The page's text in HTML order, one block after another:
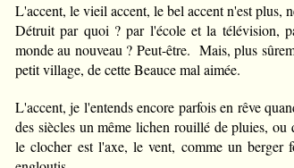
L'accent, le vieil accent, le bel accent n'est plus,
Détruit par quoi ? par l'école et la télévision,
monde au nouveau ? Peut-être. Mais, plus
petit village, de cette Beauce mal aimée.
L'accent, je l'entends encore parfois en rêve
des siècles un même lichen rouillé de pluies,
le clocher est l'axe, le vent, comme un berger